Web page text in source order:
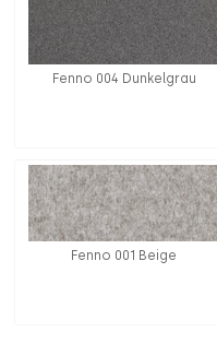
Fenno 004 Dunkelgrau
Fenno 001 Beige